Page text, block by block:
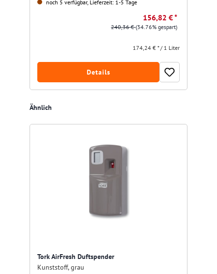
noch 5 verfügbar, Lieferzeit: 1-5 Tage
156,82 € *
240,36 €(34.76% gespart)
174,24 € * / 1 Liter
Details
Produktgalerie überspringen
Ähnlich
Tork AirFresh Duftspender
Kunststoff, grau